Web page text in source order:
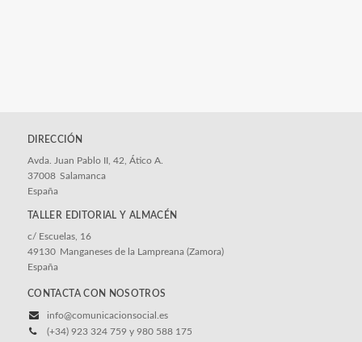
DIRECCIÓN
Avda. Juan Pablo II, 42, Ático A.
37008 Salamanca
España
c/ Escuelas, 16
49130 Manganeses de la Lampreana (Zamora)
España
CONTACTA CON NOSOTROS
info@comunicacionsocial.es
(+34) 923 324 759 y 980 588 175